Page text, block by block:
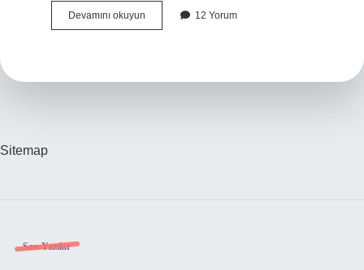
Devamını okuyun Zıkkımın
Kökü
12 Yorum
Sitemap
Sidebar
Son Yazılar